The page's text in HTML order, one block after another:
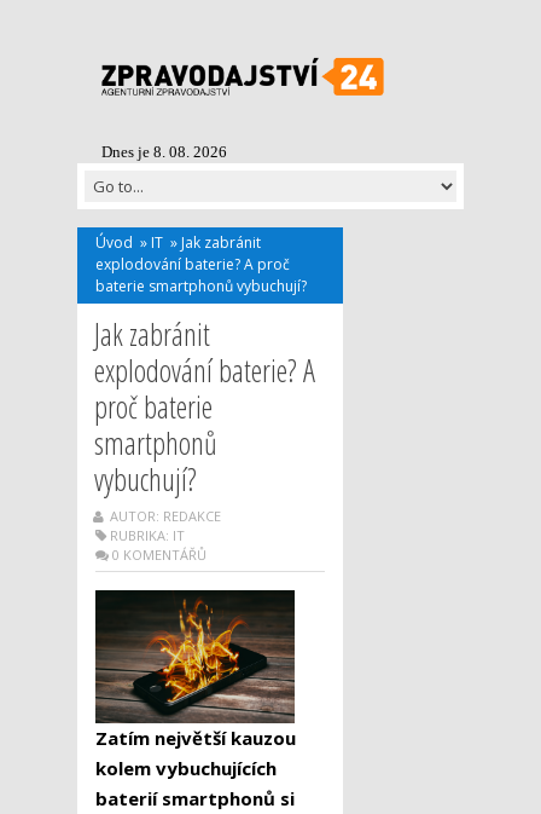
Dnes je 8. 08. 2026
Úvod » IT » Jak zabránit
explodování baterie? A proč
baterie smartphonů vybuchují?
Jak zabránit
explodování baterie? A
proč baterie
smartphonů
vybuchují?
AUTOR: REDAKCE
RUBRIKA: IT
0 KOMENTÁŘŮ
Zatím největší kauzou
kolem vybuchujících
baterií smartphonů si